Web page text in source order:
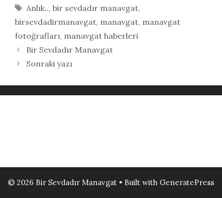
Etiketler
Anlık.., bir sevdadır manavgat,
birsevdadirmanavgat, manavgat, manavgat
fotoğrafları, manavgat haberleri
Bir Sevdadır Manavgat
Sonraki yazı
© 2026 Bir Sevdadır Manavgat • Built with GeneratePress